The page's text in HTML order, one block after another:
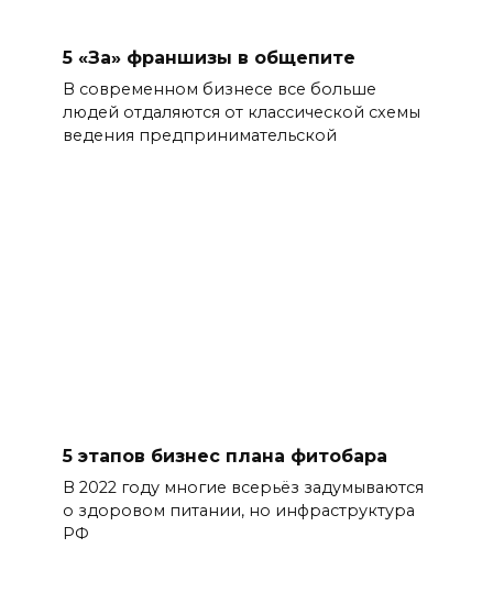
5 «За» франшизы в общепите
В современном бизнесе все больше
людей отдаляются от классической схемы
ведения предпринимательской
5 этапов бизнес плана фитобара
В 2022 году многие всерьёз задумываются
о здоровом питании, но инфраструктура
РФ